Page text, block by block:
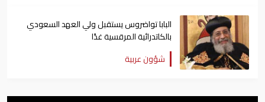
البابا تواضروس يستقبل ولي العهد السعودي
بالكاتدرائية المرقسية غدًا
شؤون عربية